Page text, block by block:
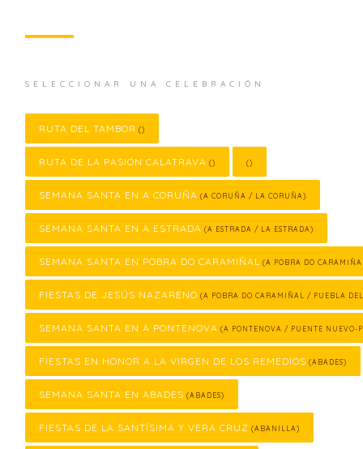
SELECCIONAR UNA CELEBRACIÓN
RUTA DEL TAMBOR ()
RUTA DE LA PASIÓN CALATRAVA () ()
SEMANA SANTA EN A CORUÑA (A CORUÑA / LA CORUÑA)
SEMANA SANTA EN A ESTRADA (A ESTRADA / LA ESTRADA)
SEMANA SANTA EN POBRA DO CARAMIÑAL (A POBRA DO
FIESTAS DE JESÚS NAZARENO (A POBRA DO CARAMIÑAL / PUEBLA
SEMANA SANTA EN A PONTENOVA (A PONTENOVA / PUENTE NUEVO-
FIESTAS EN HONOR A LA VIRGEN DE LOS REMEDIOS (ABADES)
SEMANA SANTA EN ABADES (ABADES)
FIESTAS DE LA SANTÍSIMA Y VERA CRUZ (ABANILLA)